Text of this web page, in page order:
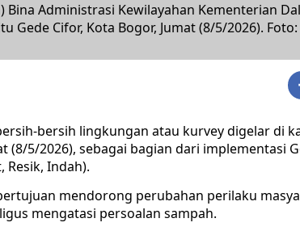
Bina Administrasi Kewilayahan Kementerian
Gede Cifor, Kota Bogor, Jumat (8/5/2026).
bersih lingkungan atau kurvey digelar di
(8/5/2026), sebagai bagian dari implementasi
Resik, Indah).
mendorong perubahan perilaku
mengatasi persoalan sampah.